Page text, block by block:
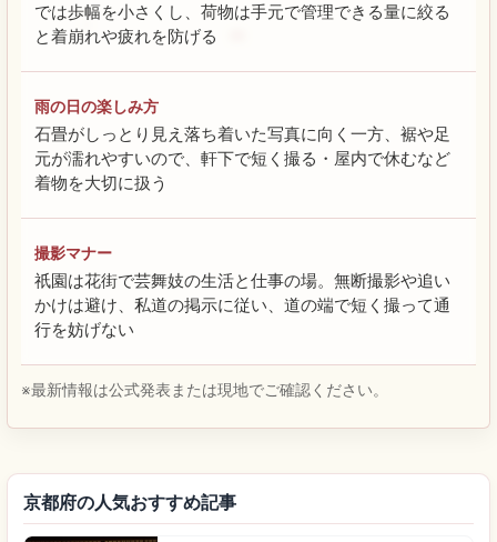
では歩幅を小さくし、荷物は手元で管理できる量に絞る
と着崩れや疲れを防げる
雨の日の楽しみ方
石畳がしっとり見え落ち着いた写真に向く一方、裾や足
元が濡れやすいので、軒下で短く撮る・屋内で休むなど
着物を大切に扱う
撮影マナー
祇園は花街で芸舞妓の生活と仕事の場。無断撮影や追い
かけは避け、私道の掲示に従い、道の端で短く撮って通
行を妨げない
※最新情報は公式発表または現地でご確認ください。
京都府の人気おすすめ記事